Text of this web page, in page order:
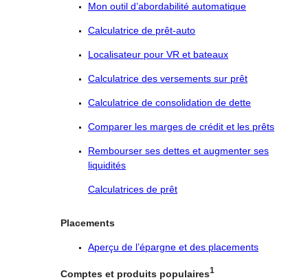
Mon outil d’abordabilité automatique
Calculatrice de prêt-auto
Localisateur pour VR et bateaux
Calculatrice des versements sur prêt
Calculatrice de consolidation de dette
Comparer les marges de crédit et les prêts
Rembourser ses dettes et augmenter ses
liquidités
Calculatrices de prêt
Placements
Aperçu de l’épargne et des placements
Comptes et produits populaires1